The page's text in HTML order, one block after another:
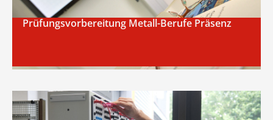
Prüfungsvorbereitung Metall-Berufe Präsenz